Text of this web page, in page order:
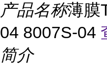
产品名称薄膜
04 8007S-04
简介